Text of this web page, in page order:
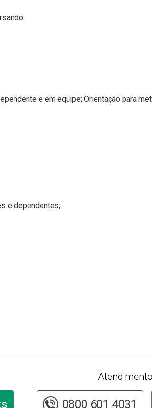
e em equipe; Orientação para
e dependentes;
0800 601 4031